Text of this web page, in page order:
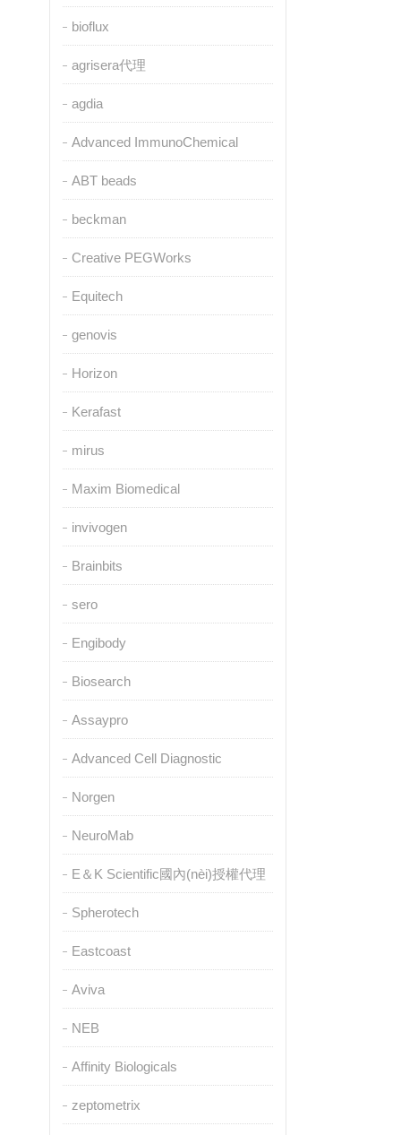
bioflux
agrisera代理
agdia
Advanced ImmunoChemical
ABT beads
beckman
Creative PEGWorks
Equitech
genovis
Horizon
Kerafast
mirus
Maxim Biomedical
invivogen
Brainbits
sero
Engibody
Biosearch
Assaypro
Advanced Cell Diagnostic
Norgen
NeuroMab
E＆K Scientific國內(nèi)授權代理
Spherotech
Eastcoast
Aviva
NEB
Affinity Biologicals
zeptometrix